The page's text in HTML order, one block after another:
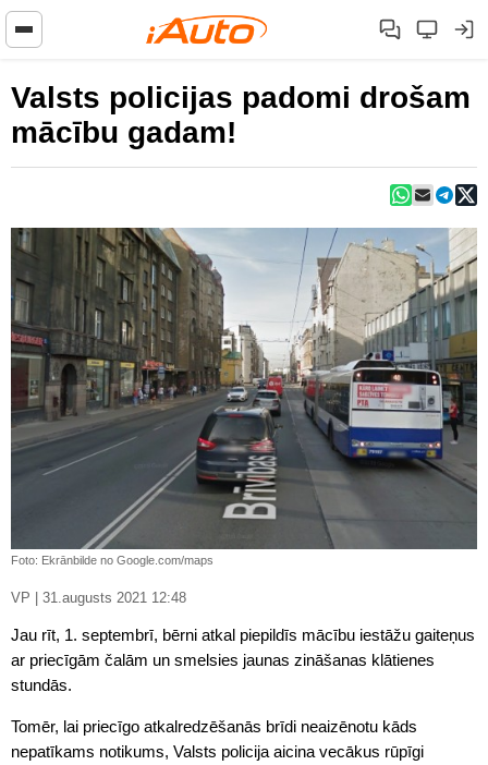
Valsts policijas padomi drošam
mācību gadam!
Foto: Ekrānbilde no Google.com/maps
VP | 31.augusts 2021 12:48
Jau rīt, 1. septembrī, bērni atkal piepildīs mācību iestāžu gaiteņus
ar priecīgām čalām un smelsies jaunas zināšanas klātienes
stundās.
Tomēr, lai priecīgo atkalredzēšanās brīdi neaizēnotu kāds
nepatīkams notikums, Valsts policija aicina vecākus rūpīgi